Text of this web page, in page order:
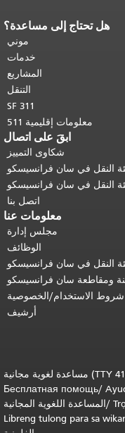
هل تحتاج إلى مساعدة؟
موني
خدمات
المشاريع
التنقل
SF 311
معلومات إقليمية 511
ابقَ على اتصال
شكاوى التمييز
النقل في سان فرانسيسكو
النقل في سان فرانسيسكو
اتصل بنا
معلومات عنا
مجلس إدارة
الوظائف
النقل في سان فرانسيسكو
ومقاطعة سان فرانسيسكو
شروط الاستخدام/الخصوصية
أرشيف
311 (خارج SF 415.701.2311؛ TTY 415.701.2323) مساعدة لغوية مجانية
/
Бесплатная помощь
/المساعدة اللغوية المجانية
Libreng tulong para sa